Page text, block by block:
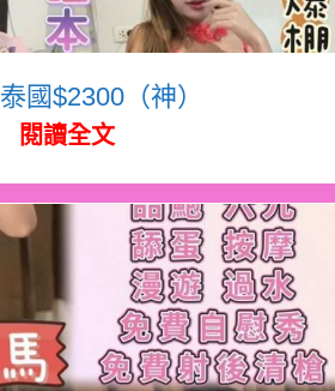
泰國$2300（神）
閱讀全文